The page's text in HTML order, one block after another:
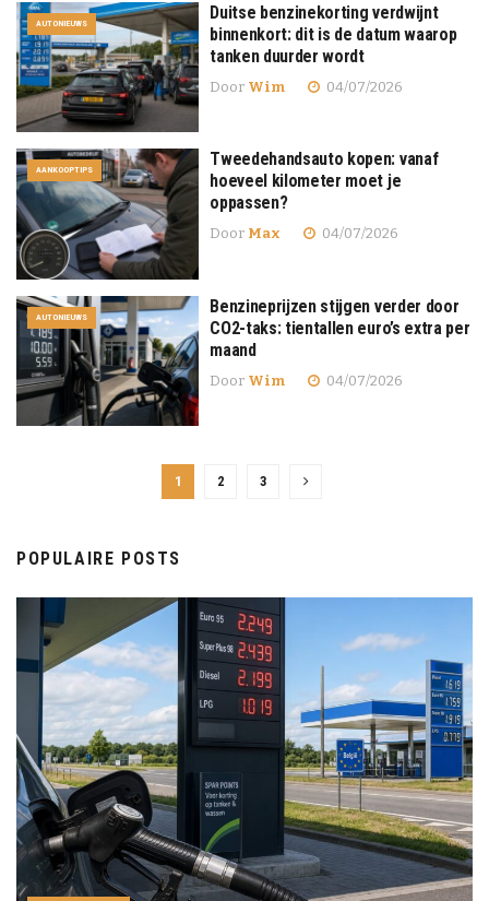
AUTONIEUWS
Duitse benzinekorting verdwijnt
binnenkort: dit is de datum waarop
tanken duurder wordt
Door Wim 04/07/2026
AANKOOPTIPS
Tweedehandsauto kopen: vanaf
hoeveel kilometer moet je
oppassen?
Door Max 04/07/2026
AUTONIEUWS
Benzineprijzen stijgen verder door
CO2-taks: tientallen euro’s extra per
maand
Door Wim 04/07/2026
1 2 3
POPULAIRE POSTS